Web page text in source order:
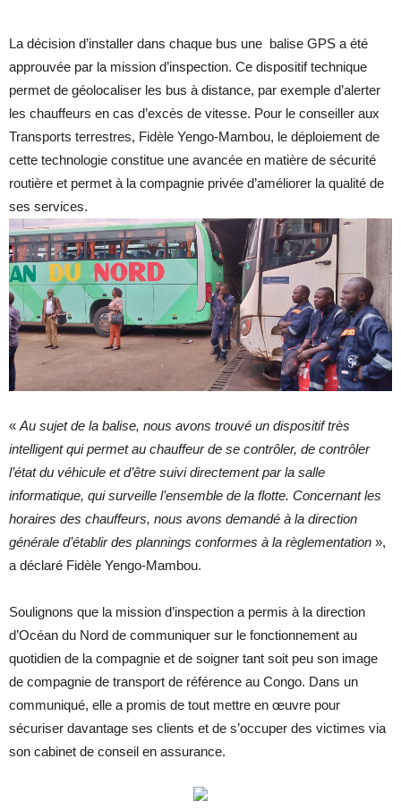
La décision d’installer dans chaque bus une balise GPS a été
approuvée par la mission d’inspection. Ce dispositif technique
permet de géolocaliser les bus à distance, par exemple d’alerter
les chauffeurs en cas d’excès de vitesse. Pour le conseiller aux
Transports terrestres, Fidèle Yengo-Mambou, le déploiement de
cette technologie constitue une avancée en matière de sécurité
routière et permet à la compagnie privée d’améliorer la qualité de
ses services.
« Au sujet de la balise, nous avons trouvé un dispositif très
intelligent qui permet au chauffeur de se contrôler, de contrôler
l’état du véhicule et d’être suivi directement par la salle
informatique, qui surveille l’ensemble de la flotte. Concernant les
horaires des chauffeurs, nous avons demandé à la direction
générale d’établir des plannings conformes à la règlementation »,
a déclaré Fidèle Yengo-Mambou.
Soulignons que la mission d’inspection a permis à la direction
d’Océan du Nord de communiquer sur le fonctionnement au
quotidien de la compagnie et de soigner tant soit peu son image
de compagnie de transport de référence au Congo. Dans un
communiqué, elle a promis de tout mettre en œuvre pour
sécuriser davantage ses clients et de s’occuper des victimes via
son cabinet de conseil en assurance.